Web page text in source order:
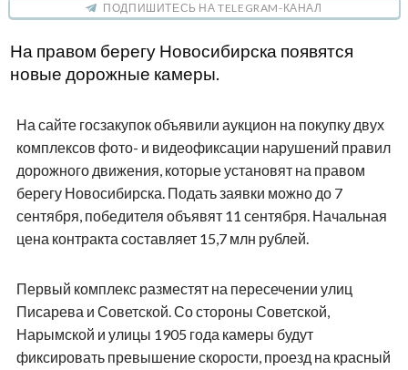
ПОДПИШИТЕСЬ НА TELEGRAM-КАНАЛ
На правом берегу Новосибирска появятся
новые дорожные камеры.
На сайте госзакупок объявили аукцион на покупку двух
комплексов фото- и видеофиксации нарушений правил
дорожного движения, которые установят на правом
берегу Новосибирска. Подать заявки можно до 7
сентября, победителя объявят 11 сентября. Начальная
цена контракта составляет 15,7 млн рублей.
Первый комплекс разместят на пересечении улиц
Писарева и Советской. Со стороны Советской,
Нарымской и улицы 1905 года камеры будут
фиксировать превышение скорости, проезд на красный